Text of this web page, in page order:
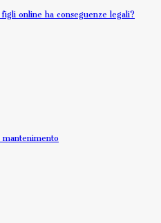
online ha conseguenze legali?
mantenimento